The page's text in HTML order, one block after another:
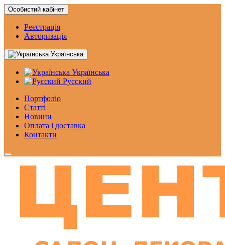
Особистий кабінет
Реєстрація
Авторизація
Українська
Українська
Русский
Портфоліо
Статтi
Новини
Оплата і доставка
Контакти